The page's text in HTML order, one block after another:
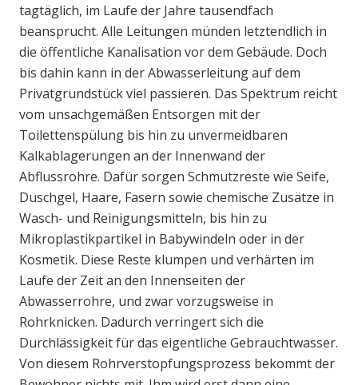
tagtäglich, im Laufe der Jahre tausendfach
beansprucht. Alle Leitungen münden letztendlich in
die öffentliche Kanalisation vor dem Gebäude. Doch
bis dahin kann in der Abwasserleitung auf dem
Privatgrundstück viel passieren. Das Spektrum reicht
vom unsachgemäßen Entsorgen mit der
Toilettenspülung bis hin zu unvermeidbaren
Kalkablagerungen an der Innenwand der
Abflussrohre. Dafür sorgen Schmutzreste wie Seife,
Duschgel, Haare, Fasern sowie chemische Zusätze in
Wasch- und Reinigungsmitteln, bis hin zu
Mikroplastikpartikel in Babywindeln oder in der
Kosmetik. Diese Reste klumpen und verhärten im
Laufe der Zeit an den Innenseiten der
Abwasserrohre, und zwar vorzugsweise in
Rohrknicken. Dadurch verringert sich die
Durchlässigkeit für das eigentliche Gebrauchtwasser.
Von diesem Rohrverstopfungsprozess bekommt der